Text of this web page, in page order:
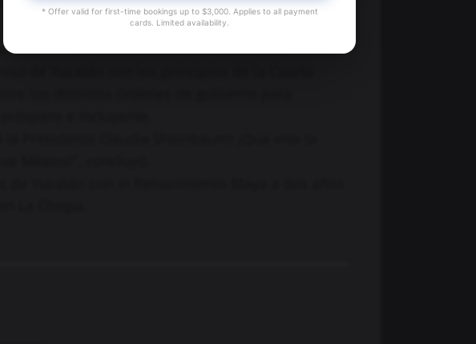
* Offer valid for first-time bookings up to $3,000. Applies to all payment
cards. Limited availability.